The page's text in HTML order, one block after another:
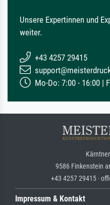
Unsere Expertinnen und
weiter.
+43 4257 29415
Mo-Do: 7:00 - 16:00 |
9586 Finkenstein
+43 4257 29415 ·
Impressum & Kontakt